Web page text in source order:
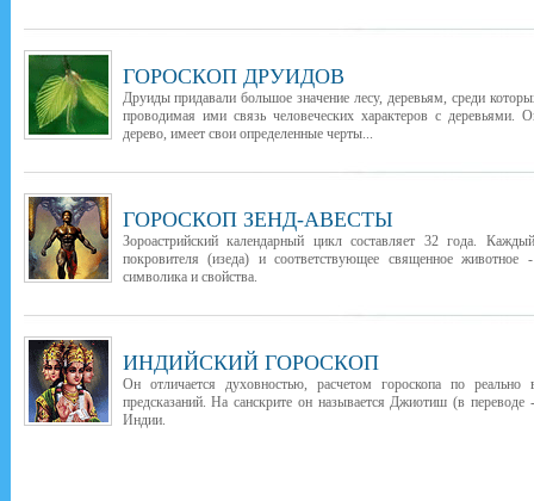
ГОРОСКОП ДРУИДОВ
Друиды придавали большое значение лесу, деревьям, среди
проводимая ими связь человеческих характеров с
дерево, имеет свои определенные черты...
ГОРОСКОП ЗЕНД-АВЕСТЫ
Зороастрийский календарный цикл составляет 32 года.
покровителя (изеда) и соответствующее священное
символика и свойства.
ИНДИЙСКИЙ ГОРОСКОП
Он отличается духовностью, расчетом гороскопа по
предсказаний. На санскрите он называется Джиотиш (в переводе
Индии.